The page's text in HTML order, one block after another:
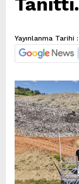
Yayınlanma Tarihi :